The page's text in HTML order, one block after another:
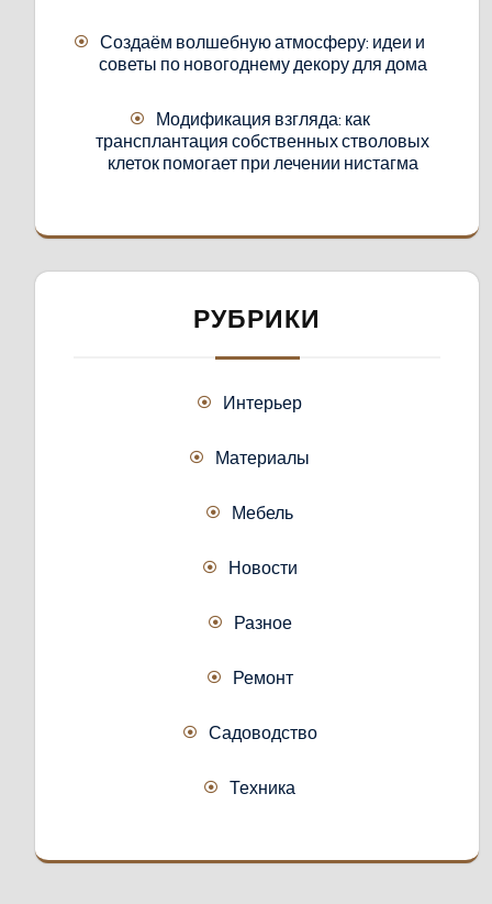
Создаём волшебную атмосферу: идеи и
советы по новогоднему декору для дома
Модификация взгляда: как
трансплантация собственных стволовых
клеток помогает при лечении нистагма
РУБРИКИ
Интерьер
Материалы
Мебель
Новости
Разное
Ремонт
Садоводство
Техника